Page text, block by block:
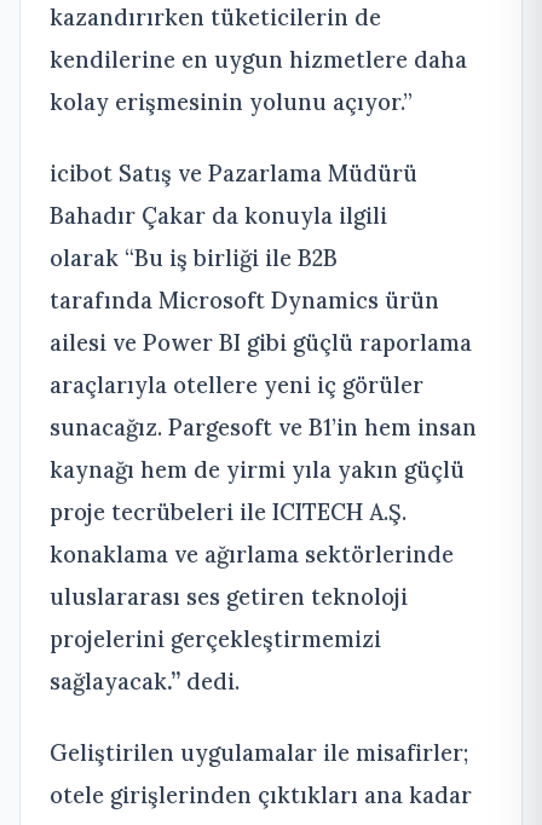
kazandırırken tüketicilerin de
kendilerine en uygun hizmetlere daha
kolay erişmesinin yolunu açıyor.”
icibot Satış ve Pazarlama Müdürü
Bahadır Çakar da konuyla ilgili
olarak “Bu iş birliği ile B2B
tarafında Microsoft Dynamics ürün
ailesi ve Power BI gibi güçlü raporlama
araçlarıyla otellere yeni iç görüler
sunacağız. Pargesoft ve B1’in hem insan
kaynağı hem de yirmi yıla yakın güçlü
proje tecrübeleri ile ICITECH A.Ş.
konaklama ve ağırlama sektörlerinde
uluslararası ses getiren teknoloji
projelerini gerçekleştirmemizi
sağlayacak.” dedi.
Geliştirilen uygulamalar ile misafirler;
otele girişlerinden çıktıkları ana kadar